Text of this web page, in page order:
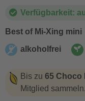
Verfügbarkeit:
Best of Mi-Xing mini
alkoholfrei
Bis zu 65 Choco
Mitglied sammeln.